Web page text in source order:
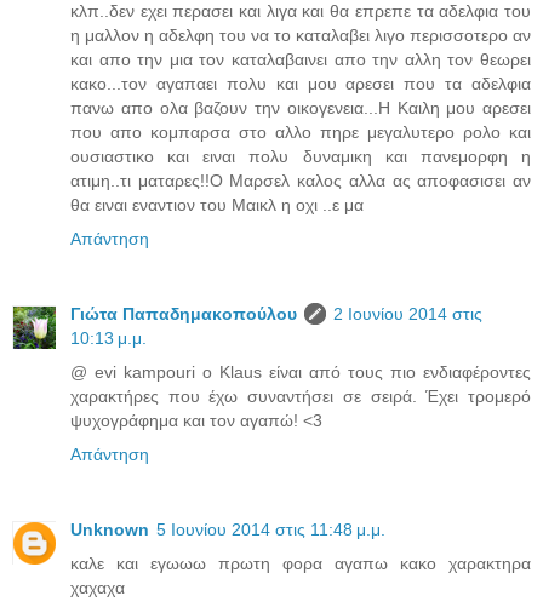
κλπ..δεν εχει περασει και λιγα και θα επρεπε τα αδελφια του
η μαλλον η αδελφη του να το καταλαβει λιγο περισσοτερο αν
και απο την μια τον καταλαβαινει απο την αλλη τον θεωρει
κακο...τον αγαπαει πολυ και μου αρεσει που τα αδελφια
πανω απο ολα βαζουν την οικογενεια...Η Καιλη μου αρεσει
που απο κομπαρσα στο αλλο πηρε μεγαλυτερο ρολο και
ουσιαστικο και ειναι πολυ δυναμικη και πανεμορφη η
ατιμη..τι ματαρες!!Ο Μαρσελ καλος αλλα ας αποφασισει αν
θα ειναι εναντιον του Μαικλ η οχι ..ε μα
Απάντηση
Γιώτα Παπαδημακοπούλου
2 Ιουνίου 2014 στις
10:13 μ.μ.
@ evi kampouri ο Klaus είναι από τους πιο ενδιαφέροντες
χαρακτήρες που έχω συναντήσει σε σειρά. Έχει τρομερό
ψυχογράφημα και τον αγαπώ! <3
Απάντηση
Unknown 5 Ιουνίου 2014 στις 11:48 μ.μ.
καλε και εγωωω πρωτη φορα αγαπω κακο χαρακτηρα
χαχαχα